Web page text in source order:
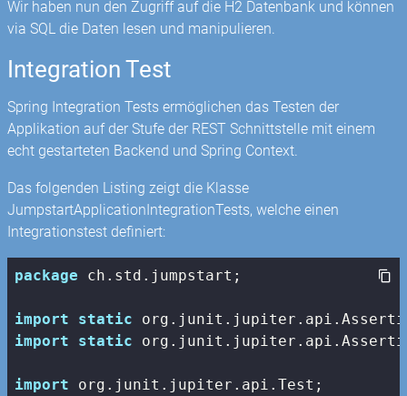
Wir haben nun den Zugriff auf die H2 Datenbank und können
via SQL die Daten lesen und manipulieren.
Integration Test
Spring Integration Tests ermöglichen das Testen der
Applikation auf der Stufe der REST Schnittstelle mit einem
echt gestarteten Backend und Spring Context.
Das folgenden Listing zeigt die Klasse
JumpstartApplicationIntegrationTests, welche einen
Integrationstest definiert:
package ch.std.jumpstart;
import
static
import
static
import